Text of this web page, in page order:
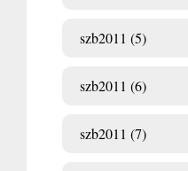
szb2011 (5)
szb2011 (6)
szb2011 (7)